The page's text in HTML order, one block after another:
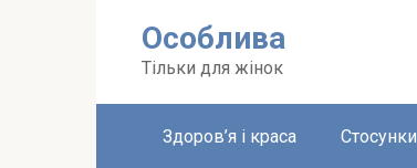
Особлива
Тільки для жінок
Здоров’я і краса Стосунки